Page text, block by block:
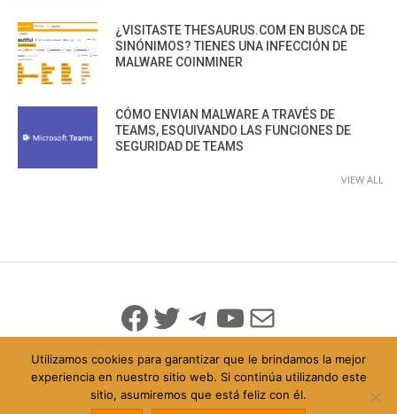
¿VISITASTE THESAURUS.COM EN BUSCA DE
SINÓNIMOS? TIENES UNA INFECCIÓN DE
MALWARE COINMINER
CÓMO ENVIAN MALWARE A TRAVÉS DE
TEAMS, ESQUIVANDO LAS FUNCIONES DE
SEGURIDAD DE TEAMS
VIEW ALL
Facebook
Twitter
Telegram
YouTube
Mail
© 2026 Todo Derechos Reservados
Política de Privacidad
Utilizamos cookies para garantizar que le brindamos la mejor
experiencia en nuestro sitio web. Si continúa utilizando este
sitio, asumiremos que está feliz con él.